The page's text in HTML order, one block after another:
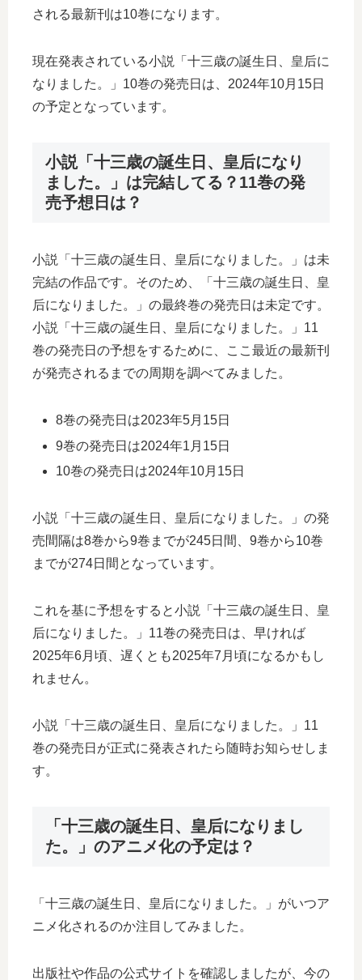
される最新刊は10巻になります。
現在発表されている小説「十三歳の誕生日、皇后に
なりました。」10巻の発売日は、2024年10月15日
の予定となっています。
小説「十三歳の誕生日、皇后になり
ました。」は完結してる？11巻の発
売予想日は？
小説「十三歳の誕生日、皇后になりました。」は未
完結の作品です。そのため、「十三歳の誕生日、皇
后になりました。」の最終巻の発売日は未定です。
小説「十三歳の誕生日、皇后になりました。」11
巻の発売日の予想をするために、ここ最近の最新刊
が発売されるまでの周期を調べてみました。
8巻の発売日は2023年5月15日
9巻の発売日は2024年1月15日
10巻の発売日は2024年10月15日
小説「十三歳の誕生日、皇后になりました。」の発
売間隔は8巻から9巻までが245日間、9巻から10巻
までが274日間となっています。
これを基に予想をすると小説「十三歳の誕生日、皇
后になりました。」11巻の発売日は、早ければ
2025年6月頃、遅くとも2025年7月頃になるかもし
れません。
小説「十三歳の誕生日、皇后になりました。」11
巻の発売日が正式に発表されたら随時お知らせしま
す。
「十三歳の誕生日、皇后になりまし
た。」のアニメ化の予定は？
「十三歳の誕生日、皇后になりました。」がいつア
ニメ化されるのか注目してみました。
出版社や作品の公式サイトを確認しましたが、今の